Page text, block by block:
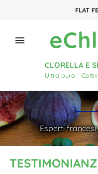
FLAT

CLORELLA E
Ultra puro -
Esperti